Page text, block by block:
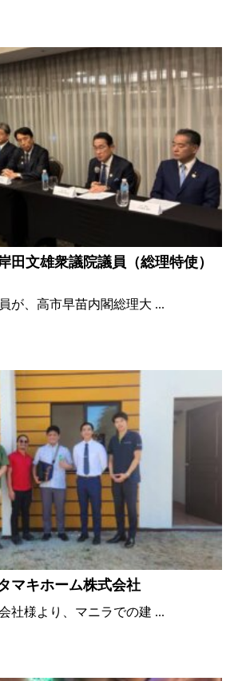
田文雄衆議院議員（総理特使）
が、高市早苗内閣総理大 ...
マキホーム株式会社
社様より、マニラでの建 ...